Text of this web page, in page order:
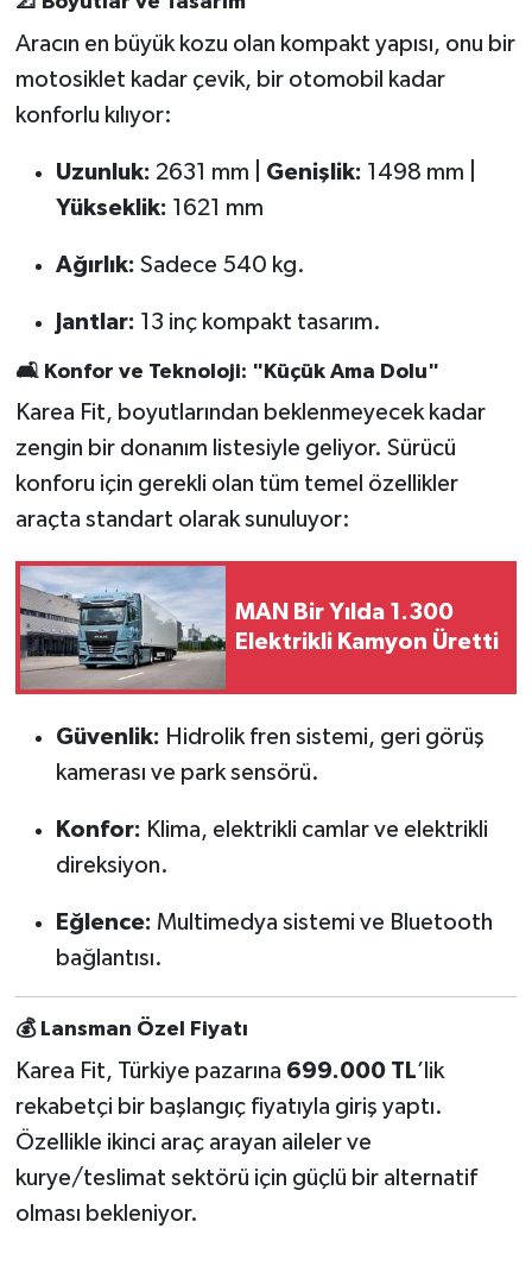
Aracın en büyük kozu olan kompakt yapısı, onu bir
motosiklet kadar çevik, bir otomobil kadar
konforlu kılıyor:
Uzunluk: 2631 mm | Genişlik: 1498 mm |
Yükseklik: 1621 mm
Ağırlık: Sadece 540 kg.
Jantlar: 13 inç kompakt tasarım.
🛋️ Konfor ve Teknoloji: "Küçük Ama Dolu"
Karea Fit, boyutlarından beklenmeyecek kadar
zengin bir donanım listesiyle geliyor. Sürücü
konforu için gerekli olan tüm temel özellikler
araçta standart olarak sunuluyor:
MAN Bir Yılda 1.300
Elektrikli Kamyon Üretti
Güvenlik: Hidrolik fren sistemi, geri görüş
kamerası ve park sensörü.
Konfor: Klima, elektrikli camlar ve elektrikli
direksiyon.
Eğlence: Multimedya sistemi ve Bluetooth
bağlantısı.
💰 Lansman Özel Fiyatı
Karea Fit, Türkiye pazarına 699.000 TL’lik
rekabetçi bir başlangıç fiyatıyla giriş yaptı.
Özellikle ikinci araç arayan aileler ve
kurye/teslimat sektörü için güçlü bir alternatif
olması bekleniyor.